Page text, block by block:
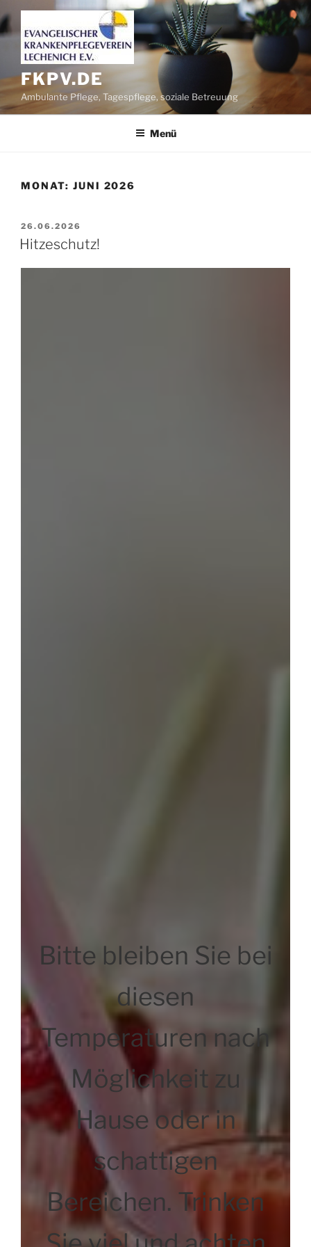
Zum
Inhalt
springen
FKPV.DE
Ambulante Pflege, Tagespflege, soziale Betreuung
Menü
MONAT: JUNI 2026
VERÖFFENTLICHT
AM
26.06.2026
Hitzeschutz!
Bitte bleiben Sie bei
diesen
Temperaturen nach
Möglichkeit zu
Hause oder in
schattigen
Bereichen. Trinken